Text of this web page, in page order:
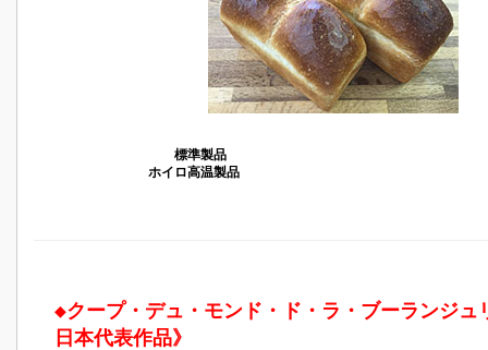
標準製品
ホイロ高温製品
◆クープ・デュ・モンド・ド・ラ・ブーランジ
日本代表作品》